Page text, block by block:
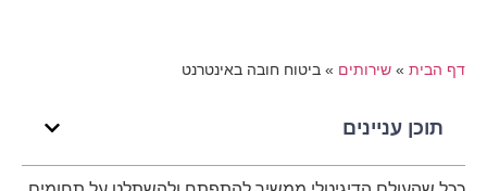
דף הבית» שירותים» ביטוח חובה באינטרנט
תוכן עניינים